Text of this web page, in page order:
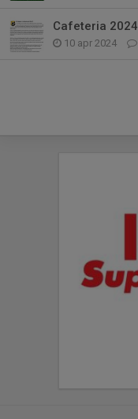
Cafeteria 2024
10 apr 2024